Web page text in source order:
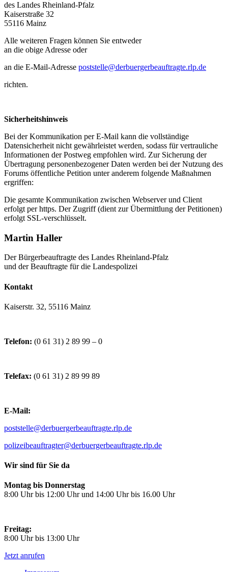
des Landes Rheinland-Pfalz
Kaiserstraße 32
55116 Mainz
Alle weiteren Fragen können Sie entweder
an die obige Adresse oder
an die E-Mail-Adresse poststelle@derbuergerbeauftragte.rlp.de
richten.
Sicherheitshinweis
Bei der Kommunikation per E-Mail kann die vollständige
Datensicherheit nicht gewährleistet werden, sodass für vertrauliche
Informationen der Postweg empfohlen wird. Zur Sicherung der
Übertragung personenbezogener Daten werden bei der Nutzung des
Forums öffentliche Petition unter anderem folgende Maßnahmen
ergriffen:
Die gesamte Kommunikation zwischen Webserver und Client
erfolgt per https. Der Zugriff (dient zur Übermittlung der Petitionen)
erfolgt SSL-verschlüsselt.
Martin Haller
Der Bürgerbeauftragte des Landes Rheinland-Pfalz
und der Beauftragte für die Landespolizei
Kontakt
Kaiserstr. 32, 55116 Mainz
Telefon: (0 61 31) 2 89 99 – 0
Telefax: (0 61 31) 2 89 99 89
E-Mail:
poststelle@derbuergerbeauftragte.rlp.de
polizeibeauftragter@derbuergerbeauftragte.rlp.de
Wir sind für Sie da
Montag bis Donnerstag
8:00 Uhr bis 12:00 Uhr und 14:00 Uhr bis 16.00 Uhr
Freitag:
8:00 Uhr bis 13:00 Uhr
Jetzt anrufen